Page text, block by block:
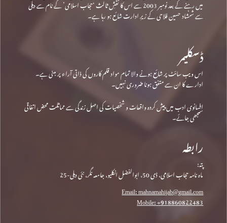
میں رہنے کے بعد نومبر 2003 سے اس کا نقشِ ثالث ‘حجاب اسلامی’ کے نام سے دہلی
سے شمشاد حسین فلاحی کے زیرِ ادارت شائع ہو رہا ہے۔
ڈسکلیمر
اس ویب سائٹ پر شائع ہونے والا تمام مواد قلم کاروں کی ذاتی آراء پر مبنی ہے۔
ادارے کا ان سے متفق ہونا ضروری نہیں۔
افسانوی ادب میں پیش کردہ واقعات و شخصیات کی اصل زندگی سے مماثلت محض اتفاقی
سمجھی جائے۔
رابطہ
پتہ:
ماہ نامہ حجاب اسلامی، ڈی 50، ابوالفضل انکلیو، جامعہ نگر، نئی دہلی-25
Email: mahnamahijab@gmail.com
Mobile: +918860822483